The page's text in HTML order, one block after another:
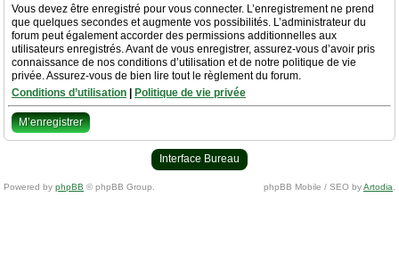
Vous devez être enregistré pour vous connecter. L’enregistrement ne prend
que quelques secondes et augmente vos possibilités. L’administrateur du
forum peut également accorder des permissions additionnelles aux
utilisateurs enregistrés. Avant de vous enregistrer, assurez-vous d’avoir pris
connaissance de nos conditions d’utilisation et de notre politique de vie
privée. Assurez-vous de bien lire tout le règlement du forum.
Conditions d’utilisation
Politique de vie privée
M’enregistrer
Interface Bureau
Powered by phpBB © phpBB Group. phpBB Mobile / SEO byArtodia